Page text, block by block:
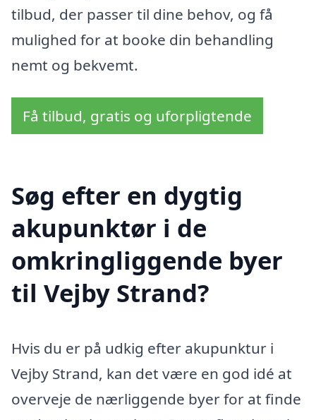
tilbud, der passer til dine behov, og få
mulighed for at booke din behandling
nemt og bekvemt.
Få tilbud, gratis og uforpligtende
Søg efter en dygtig
akupunktør i de
omkringliggende byer
til Vejby Strand?
Hvis du er på udkig efter akupunktur i
Vejby Strand, kan det være en god idé at
overveje de nærliggende byer for at finde